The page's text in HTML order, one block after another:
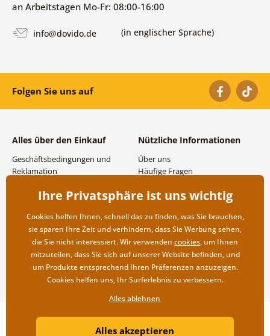
an Arbeitstagen Mo-Fr: 08:00-16:00
info@dovido.de (in englischer Sprache)
Folgen Sie uns auf
Alles über den Einkauf
Geschäftsbedingungen und
Reklamation
Versand- und
Rücksendung der Ware
Nützliche Informationen
Über uns
Häufige Fragen
Großhandel und
Copyright ©2019 © Dovido.de.
Litvanyi.sk| Online-Shop erstellt von
Ihre Privatsphäre ist uns wichtig
Cookies helfen Ihnen, schnell das zu finden, was Sie brauchen,
sie sparen Ihre Zeit und verhindern, dass Sie Werbung sehen,
die Sie nicht interessiert. Wir verwenden cookies, um Ihnen
mitzuteilen, dass Sie sich auf unserer Website befinden, und
um Produkte entsprechend Ihren Präferenzen anzuzeigen.
Cookies helfen uns, Ihr Surferlebnis zu verbessern.
Alles ablehnen
Alles akzeptieren